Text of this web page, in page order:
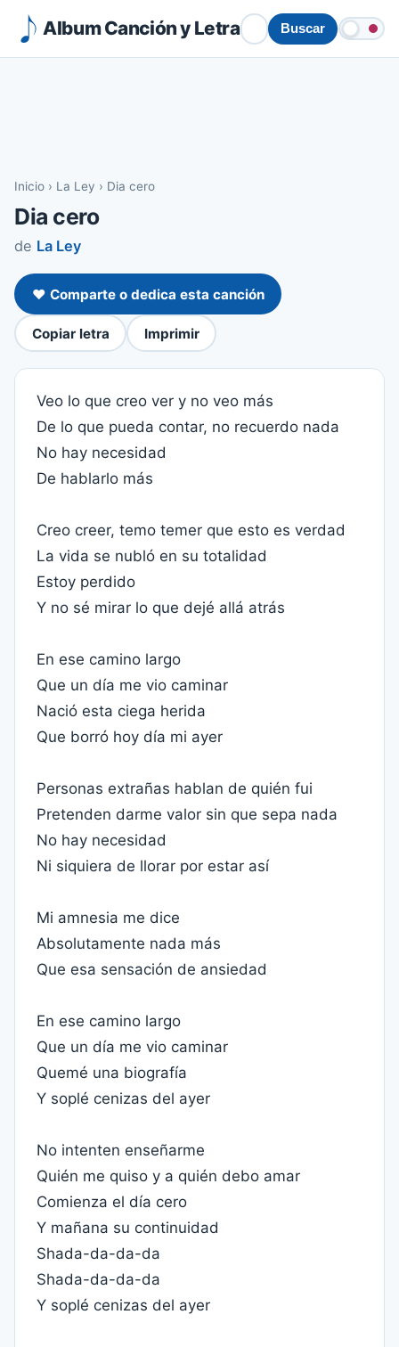
Album Canción y Letra Buscar
Inicio › La Ley › Dia cero
Dia cero
de La Ley
❤️ Comparte o dedica esta canción
Copiar letra Imprimir
Veo lo que creo ver y no veo más
De lo que pueda contar, no recuerdo nada
No hay necesidad
De hablarlo más
Creo creer, temo temer que esto es verdad
La vida se nubló en su totalidad
Estoy perdido
Y no sé mirar lo que dejé allá atrás
En ese camino largo
Que un día me vio caminar
Nació esta ciega herida
Que borró hoy día mi ayer
Personas extrañas hablan de quién fui
Pretenden darme valor sin que sepa nada
No hay necesidad
Ni siquiera de llorar por estar así
Mi amnesia me dice
Absolutamente nada más
Que esa sensación de ansiedad
En ese camino largo
Que un día me vio caminar
Quemé una biografía
Y soplé cenizas del ayer
No intenten enseñarme
Quién me quiso y a quién debo amar
Comienza el día cero
Y mañana su continuidad
Shada-da-da-da
Shada-da-da-da
Y soplé cenizas del ayer